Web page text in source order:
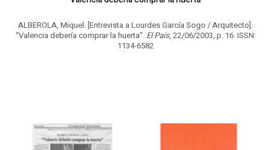
ALBEROLA, Miquel. [Entrevista a Lourdes García Sogo / Arquitecto].
“Valencia debería comprar la huerta”. El País, 22/06/2003, p. 16. ISSN:
1134-6582